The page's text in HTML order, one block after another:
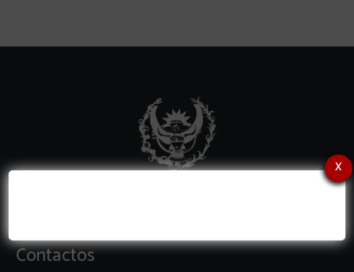
x
Contactos